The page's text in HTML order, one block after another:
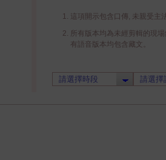
這項開示包含口傳, 未親受主
所有版本均為未經剪輯的現
有語音版本均包含藏文。